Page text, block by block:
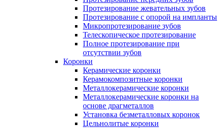
Протезирование жевательных зубов
Протезирование с опорой на импланты
Микропротезирование зубов
Телескопическое протезирование
Полное протезирование при
отсутствии зубов
Коронки
Керамические коронки
Керамокомпозитные коронки
Металлокерамические коронки
Металлокерамические коронки на
основе драгметаллов
Установка безметалловых коронок
Цельнолитые коронки